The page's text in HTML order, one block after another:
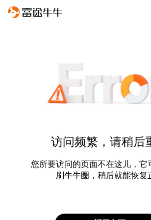
访问频繁，请稍后
您所要访问的页面不在这儿，它
刷牛牛圈，稍后就能恢复